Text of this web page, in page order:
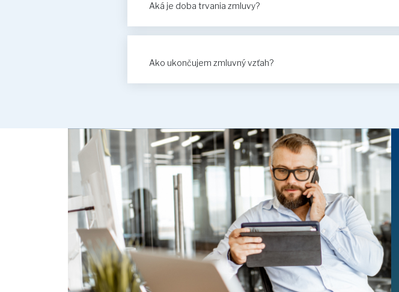
Aká je doba trvania zmluvy?
Ako ukončujem zmluvný vzťah?